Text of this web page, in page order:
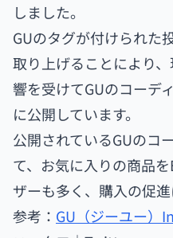
しました。
GUのタグが付けられた
取り上げることにより
響を受けてGUのコーデ
に公開しています。
公開されているGUのコ
て、お気に入りの商品
ザーも多く、購入の促進
参考： GU（ジーユー）